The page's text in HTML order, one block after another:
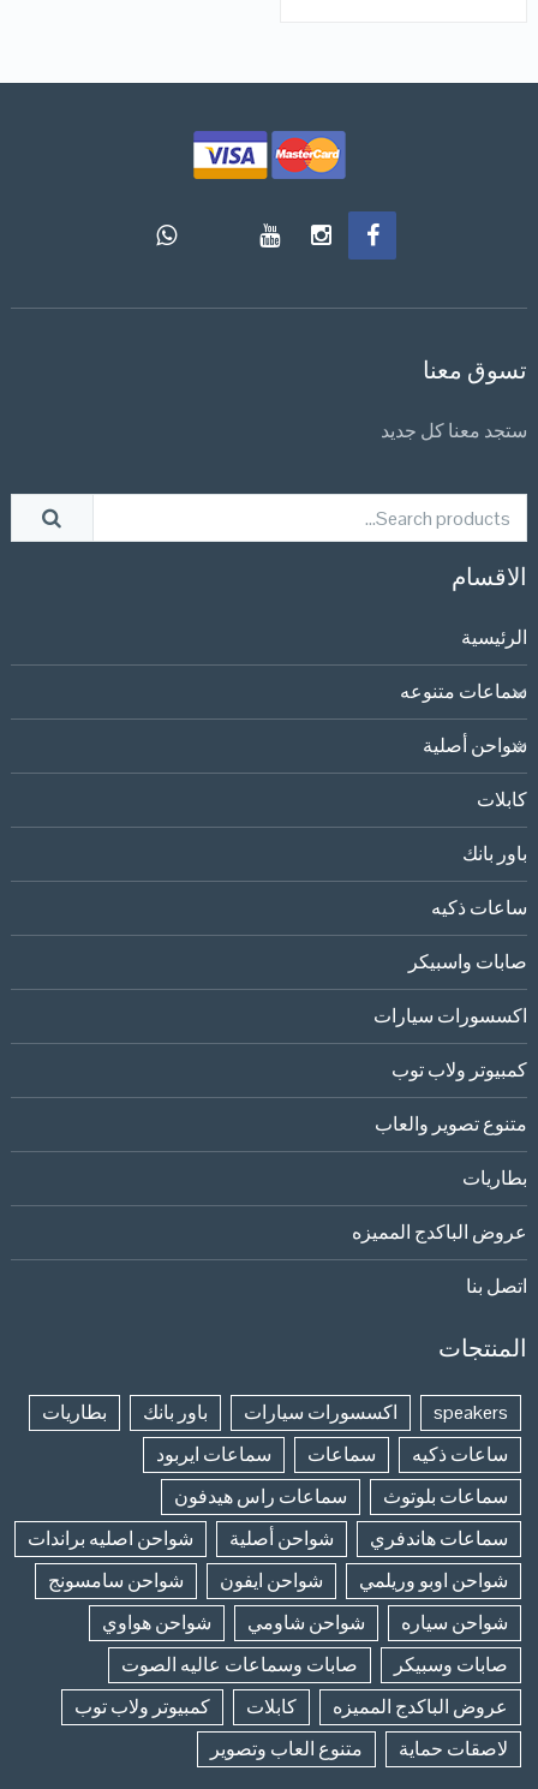
تسوق معنا
ستجد معنا كل جديد
الاقسام
الرئيسية
سماعات متنوعه
شواحن أصلية
كابلات
باور بانك
ساعات ذكيه
صابات واسبيكر
اكسسورات سيارات
كمبيوتر ولاب توب
متنوع تصوير والعاب
بطاريات
عروض الباكدج المميزه
اتصل بنا
المنتجات
speakers اكسسورات سيارات باور بانك
بطاريات
ساعات ذكيه
سماعات
سماعات ايربود
سماعات بلوتوث
سماعات راس هيدفون
سماعات هاندفري
شواحن أصلية
شواحن اصليه براندات
شواحن اوبو وريلمي
شواحن ايفون
شواحن سامسونج
شواحن سياره
شواحن شاومي
شواحن هواوي
صابات وسبيكر
صابات وسماعات عاليه الصوت
عروض الباكدج المميزه
كابلات
كمبيوتر ولاب توب
لاصقات حماية
متنوع العاب وتصوير